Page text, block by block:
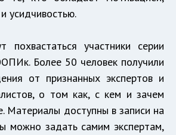
усидчивостью.
похвастаться участники серии
Более 50 человек получили
от признанных экспертов и
о том как, с кем и зачем
Материалы доступны в записи на
можно задать самим экспертам,